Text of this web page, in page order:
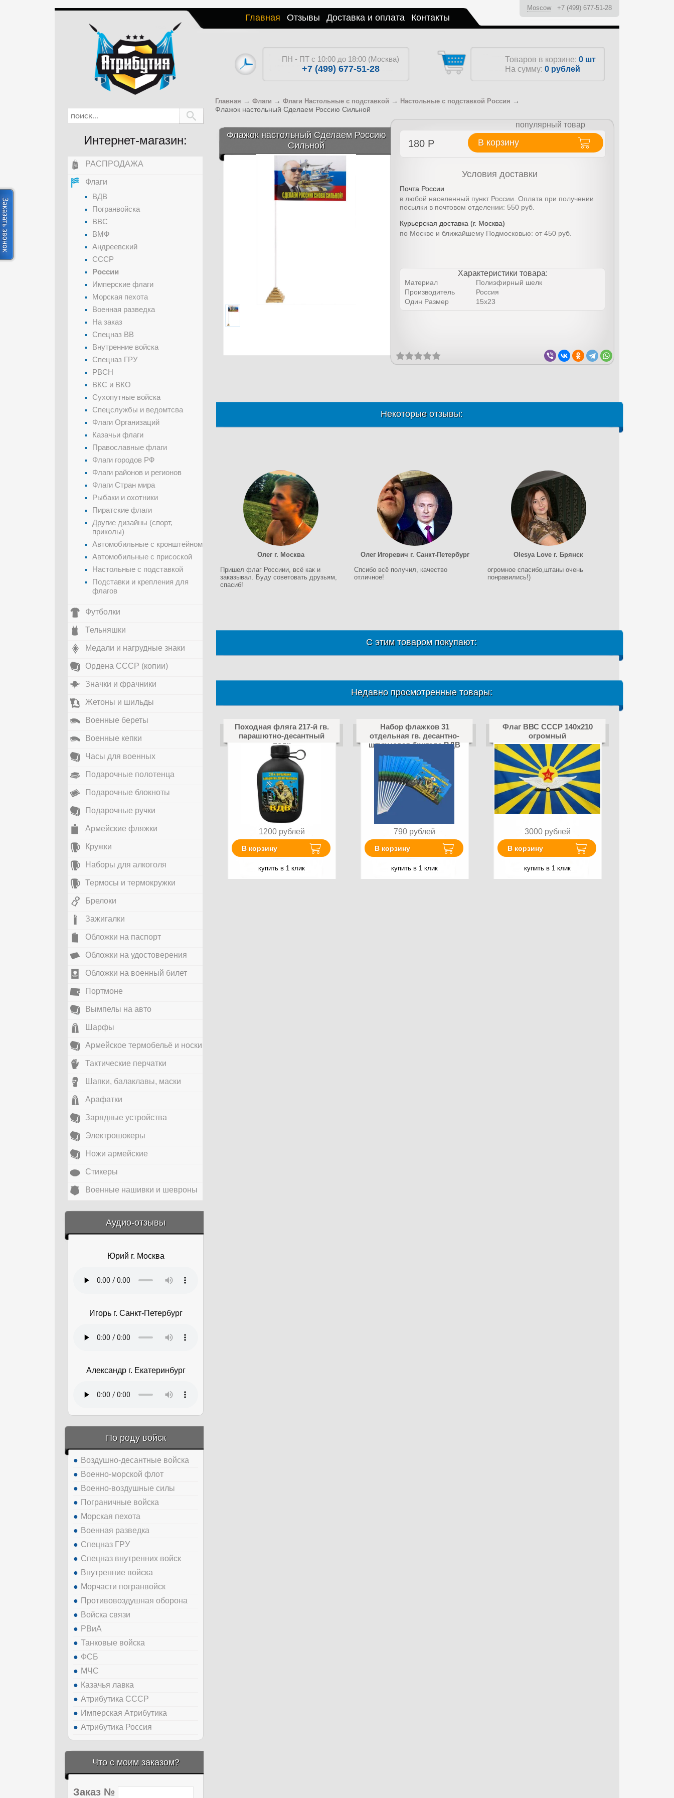
Главная Отзывы Доставка и оплата Контакты
Moscow +7 (499) 677-51-28
ПН - ПТ с 10:00 до 18:00 (Москва)
+7 (499) 677-51-28
Товаров в корзине: 0 шт
На сумму: 0 рублей
Главная → Флаги → Флаги Настольные с подставкой → Настольные с подставкой Россия →
Флажок настольный Сделаем Россию Сильной
Флажок настольный Сделаем Россию
Сильной
популярный товар
180 Р В корзину
Условия доставки
Почта России
в любой населенный пункт России. Оплата при получении
посылки в почтовом отделении: 550 руб.
Курьерская доставка (г. Москва)
по Москве и ближайшему Подмосковью: от 450 руб.
Характеристики товара:
Материал
Полиэфирный шелк
Производитель
Россия
Один Размер
15х23
Некоторые отзывы:
Олег г. Москва
Пришел флаг Россиии, всё как и
заказывал. Буду советовать друзьям,
спасиб!
Олег Игоревич г. Санкт-Петербург
Спсибо всё получил, качество
отличное!
Olesya Love г. Брянск
огромное спасибо,штаны очень
понравились!)
С этим товаром покупают:
Недавно просмотренные товары:
Походная фляга 217-й гв.
парашютно-десантный
полк
1200 рублей
В корзину
купить в 1 клик
Набор флажков 31
отдельная гв. десантно-
штурмовая бригада ВДВ
790 рублей
В корзину
купить в 1 клик
Флаг ВВС СССР 140х210
огромный
3000 рублей
В корзину
купить в 1 клик
Интернет-магазин:
РАСПРОДАЖА
Флаги
ВДВ
Погранвойска
ВВС
ВМФ
Андреевский
СССР
России
Имперские флаги
Морская пехота
Военная разведка
На заказ
Спецназ ВВ
Внутренние войска
Спецназ ГРУ
РВСН
ВКС и ВКО
Сухопутные войска
Спецслужбы и ведомтсва
Флаги Организаций
Казачьи флаги
Православные флаги
Флаги городов РФ
Флаги районов и регионов
Флаги Стран мира
Рыбаки и охотники
Пиратские флаги
Другие дизайны (спорт,
приколы)
Автомобильные с кронштейном
Автомобильные с присоской
Настольные с подставкой
Подставки и крепления для
флагов
Футболки
Тельняшки
Медали и нагрудные знаки
Ордена СССР (копии)
Значки и фрачники
Жетоны и шильды
Военные береты
Военные кепки
Часы для военных
Подарочные полотенца
Подарочные блокноты
Подарочные ручки
Армейские фляжки
Кружки
Наборы для алкоголя
Термосы и термокружки
Брелоки
Зажигалки
Обложки на паспорт
Обложки на удостоверения
Обложки на военный билет
Портмоне
Вымпелы на авто
Шарфы
Армейское термобельё и носки
Тактические перчатки
Шапки, балаклавы, маски
Арафатки
Зарядные устройства
Электрошокеры
Ножи армейские
Стикеры
Военные нашивки и шевроны
Аудио-отзывы
&amp;nbsp;
Юрий г. Москва
Игорь г. Санкт-Петербург
Александр г. Екатеринбург
По роду войск
Воздушно-десантные войска
Военно-морской флот
Военно-воздушные силы
Пограничные войска
Морская пехота
Военная разведка
Спецназ ГРУ
Спецназ внутренних войск
Внутренние войска
Морчасти погранвойск
Противовоздушная оборона
Войска связи
РВиА
Танковые войска
ФСБ
МЧС
Казачья лавка
Атрибутика СССР
Имперская Атрибутика
Атрибутика Россия
Что с моим заказом?
Заказ №